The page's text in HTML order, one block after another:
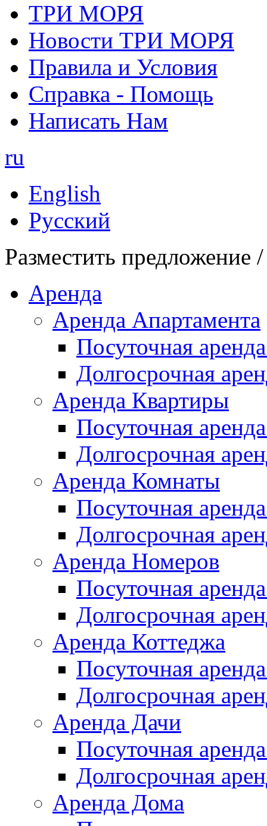
ТРИ МОРЯ
Новости ТРИ МОРЯ
Правила и Условия
Справка - Помощь
Написать Нам
ru
English
Русский
Разместить предложение
Аренда
Аренда Апартамента
Посуточная
Долгосрочная
Аренда Квартиры
Посуточная
Долгосрочная
Аренда Комнаты
Посуточная
Долгосрочная
Аренда Номеров
Посуточная
Долгосрочная
Аренда Коттеджа
Посуточная
Долгосрочная
Аренда Дачи
Посуточная
Долгосрочная
Аренда Дома